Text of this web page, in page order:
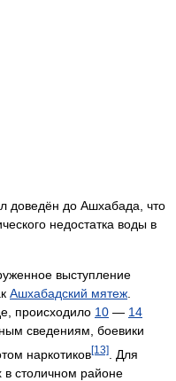
доведён до Ашхабада, что
недостатка воды в
выступление
Ашхабадский мятеж.
происходило 10 — 14
сведениям, боевики
наркотиков[13]
. Для
в столичном районе